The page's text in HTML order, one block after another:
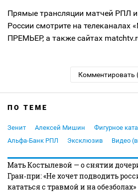
Прямые трансляции матчей РПЛ и
России смотрите на
ПРЕМЬЕР, а также сайтах
Комментировать
ПО ТЕМЕ
Зенит Алексей Мишин Фигурное
Альфа-Банк РПЛ
Эксклюзив Видео
Мать Костылевой — о снятии
Гран‑при: «Не хочет подводить
кататься с травмой и на обезболах»